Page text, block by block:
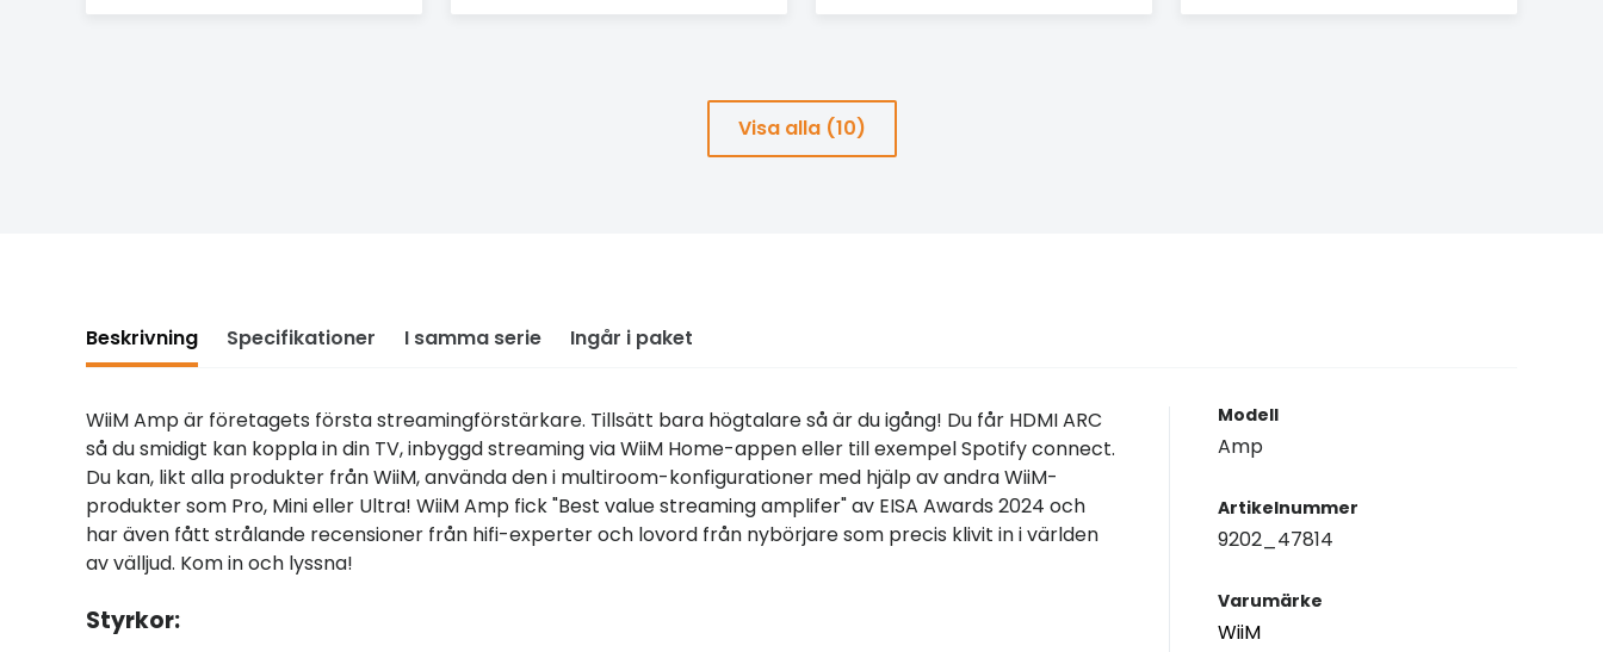
Visa alla (10)
Beskrivning Specifikationer I samma serie Ingår i paket
WiiM Amp är företagets första streamingförstärkare. Tillsätt bara högtalare så är du igång! Du får HDMI ARC
så du smidigt kan koppla in din TV, inbyggd streaming via WiiM Home-appen eller till exempel Spotify connect.
Du kan, likt alla produkter från WiiM, använda den i multiroom-konfigurationer med hjälp av andra WiiM-
produkter som Pro, Mini eller Ultra! WiiM Amp fick "Best value streaming amplifer" av EISA Awards 2024 och
har även fått strålande recensioner från hifi-experter och lovord från nybörjare som precis klivit in i världen
av välljud. Kom in och lyssna!
Styrkor:
Modell
Amp
Artikelnummer
9202_47814
Varumärke
WiiM